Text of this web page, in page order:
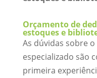
Orçamento de
estoques e
As dúvidas sobre
especializado são
primeira